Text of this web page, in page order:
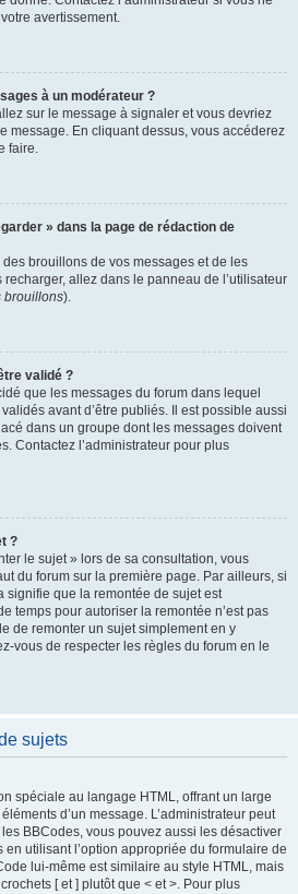
avertissement.
à un modérateur ?
sur le message à signaler et vous devriez
message. En cliquant dessus, vous accéderez
faire.
» dans la page de rédaction de
des brouillons de vos messages et de les
allez dans le panneau de l’utilisateur
brouillons).
validé ?
que les messages du forum dans lequel
avant d’être publiés. Il est possible aussi
dans un groupe dont les messages doivent
Contactez l’administrateur pour plus
?
le sujet » lors de sa consultation, vous
du forum sur la première page. Par ailleurs, si
signifie que la remontée de sujet est
temps pour autoriser la remontée n’est pas
de remonter un sujet simplement en y
vous de respecter les règles du forum en le
sujets
spéciale au langage HTML, offrant un large
d’un message. L’administrateur peut
BBCodes, vous pouvez aussi les désactiver
utilisant l’option appropriée du formulaire de
lui-même est similaire au style HTML, mais
[ et ] plutôt que < et >. Pour plus